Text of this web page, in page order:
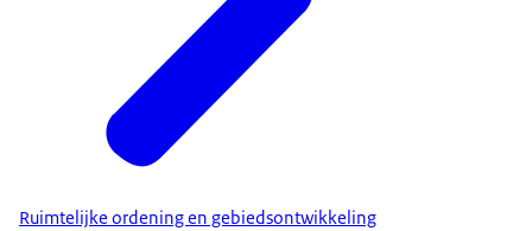
Ruimtelijke ordening en gebiedsontwikkeling